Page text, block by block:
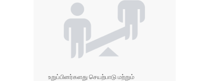
உறுப்பினர்களது செயற்பாடு மற்றும்